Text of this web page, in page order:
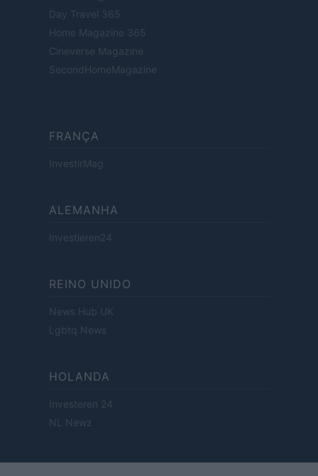
Day Travel 365
Home Magazine 365
Cineverse Magazine
SecondHomeMagazine
FRANÇA
InvestirMag
ALEMANHA
Investieren24
REINO UNIDO
News Hub UK
Lgbtq News
HOLANDA
Investeren 24
NL Newz